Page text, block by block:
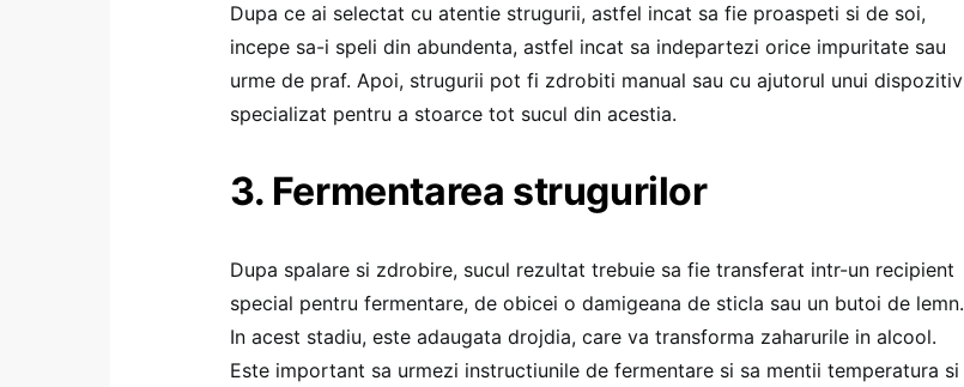
Dupa ce ai selectat cu atentie strugurii, astfel incat sa fie proaspeti si de soi,
incepe sa-i speli din abundenta, astfel incat sa indepartezi orice impuritate sau
urme de praf. Apoi, strugurii pot fi zdrobiti manual sau cu ajutorul unui dispozitiv
specializat pentru a stoarce tot sucul din acestia.
3. Fermentarea strugurilor
Dupa spalare si zdrobire, sucul rezultat trebuie sa fie transferat intr-un recipient
special pentru fermentare, de obicei o damigeana de sticla sau un butoi de lemn.
In acest stadiu, este adaugata drojdia, care va transforma zaharurile in alcool.
Este important sa urmezi instructiunile de fermentare si sa mentii temperatura si